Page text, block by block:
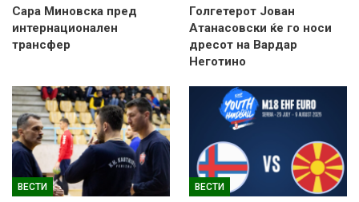
Сара Миновска пред
интернационален
трансфер
Голгетерот Јован
Атанасовски ќе го носи
дресот на Вардар
Неготино
ВЕСТИ ВЕСТИ